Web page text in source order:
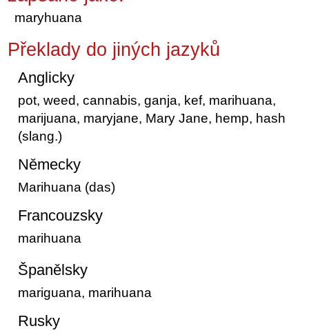
maryhuana
Překlady do jiných jazyků
Anglicky
pot, weed, cannabis, ganja, kef, marihuana,
marijuana, maryjane, Mary Jane, hemp, hash
(slang.)
Německy
Marihuana (das)
Francouzsky
marihuana
Španělsky
mariguana, marihuana
Rusky